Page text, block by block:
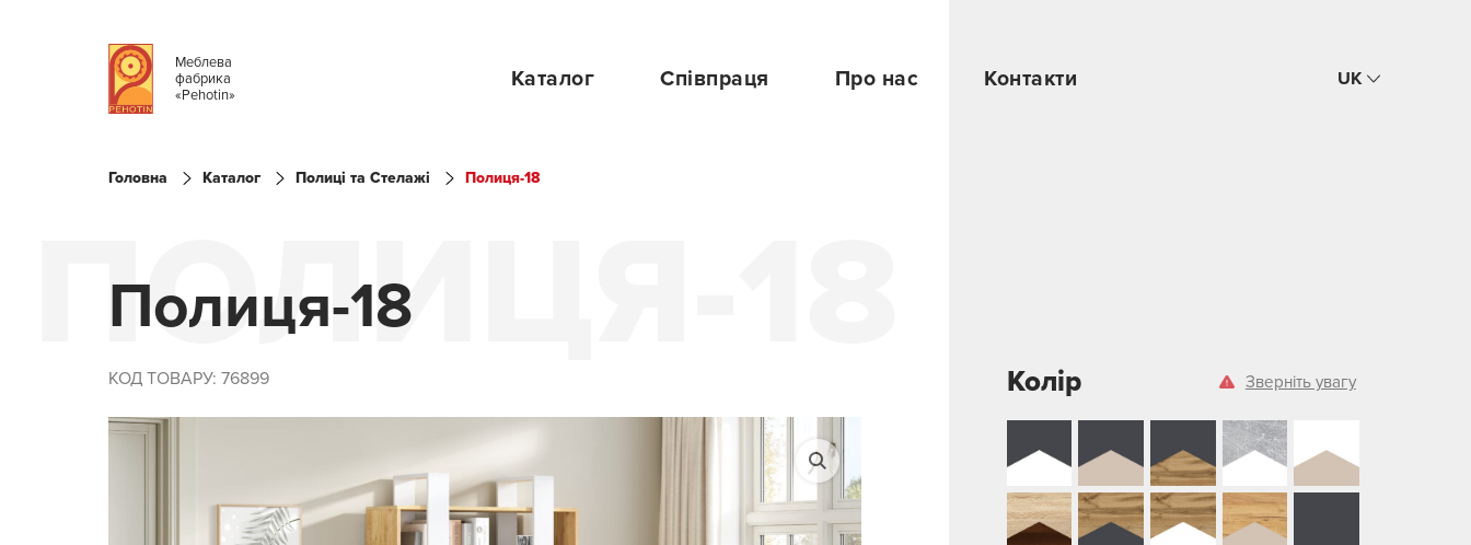
Меблева
фабрика
«Pehotin»
Каталог Співпраця Про нас Контакти UK
Головна Каталог Полиці та Стелажі Полиця-18
Полиця-18
ПОЛИЦЯ-18
КОД ТОВАРУ: 76899 Зверніть увагу
Колір